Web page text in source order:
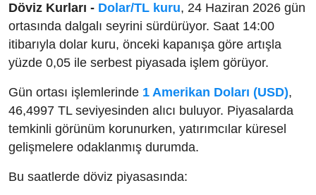
Döviz Kurları - Dolar/TL kuru, 24 Haziran 2026 gün
ortasında dalgalı seyrini sürdürüyor. Saat 14:00
itibarıyla dolar kuru, önceki kapanışa göre artışla
yüzde 0,05 ile serbest piyasada işlem görüyor.
Gün ortası işlemlerinde 1 Amerikan Doları (USD),
46,4997 TL seviyesinden alıcı buluyor. Piyasalarda
temkinli görünüm korunurken, yatırımcılar küresel
gelişmelere odaklanmış durumda.
Bu saatlerde döviz piyasasında: